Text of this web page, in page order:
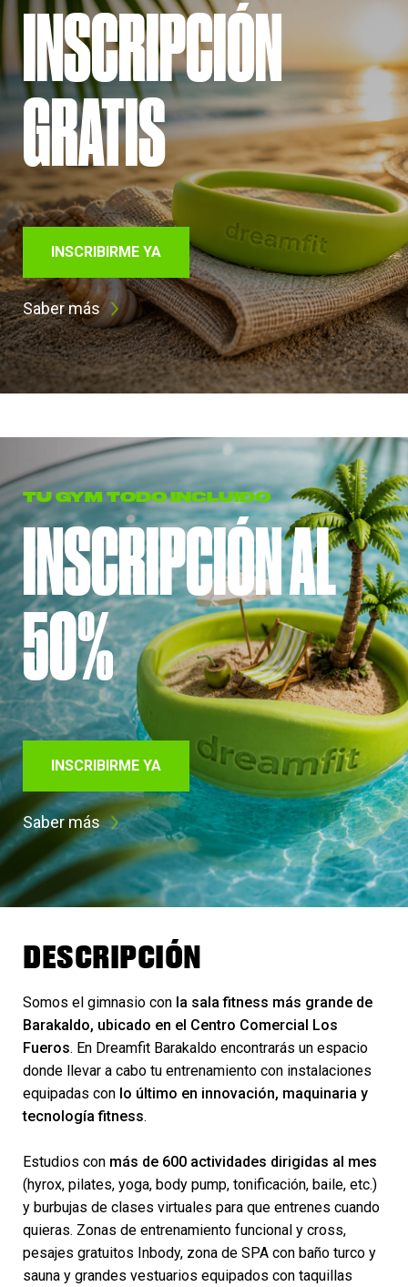
INSCRIPCIÓN
GRATIS
INSCRIBIRME YA
Saber más
TU GYM TODO INCLUIDO
INSCRIPCIÓN AL
50%
INSCRIBIRME YA
Saber más
DESCRIPCIÓN
Somos el gimnasio con la sala fitness más grande de
Barakaldo, ubicado en el Centro Comercial Los
Fueros. En Dreamfit Barakaldo encontrarás un espacio
donde llevar a cabo tu entrenamiento con instalaciones
equipadas con lo último en innovación, maquinaria y
tecnología fitness.
Estudios con más de 600 actividades dirigidas al mes
(hyrox, pilates, yoga, body pump, tonificación, baile, etc.)
y burbujas de clases virtuales para que entrenes cuando
quieras. Zonas de entrenamiento funcional y cross,
pesajes gratuitos Inbody, zona de SPA con baño turco y
sauna y grandes vestuarios equipados con taquillas